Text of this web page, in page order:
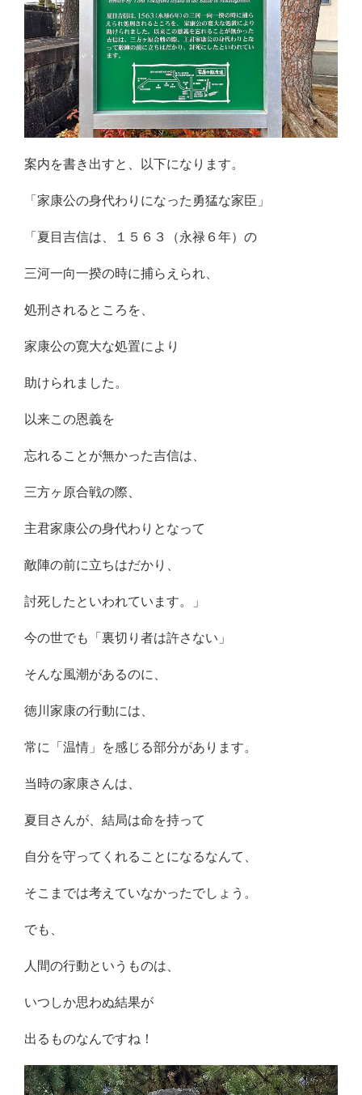
案内を書き出すと、以下になります。
「家康公の身代わりになった勇猛な家臣」
「夏目吉信は、１５６３（永禄６年）の
三河一向一揆の時に捕らえられ、
処刑されるところを、
家康公の寛大な処置により
助けられました。
以来この恩義を
忘れることが無かった吉信は、
三方ヶ原合戦の際、
主君家康公の身代わりとなって
敵陣の前に立ちはだかり、
討死したといわれています。」
今の世でも「裏切り者は許さない」
そんな風潮があるのに、
徳川家康の行動には、
常に「温情」を感じる部分があります。
当時の家康さんは、
夏目さんが、結局は命を持って
自分を守ってくれることになるなんて、
そこまでは考えていなかったでしょう。
でも、
人間の行動というものは、
いつしか思わぬ結果が
出るものなんですね！